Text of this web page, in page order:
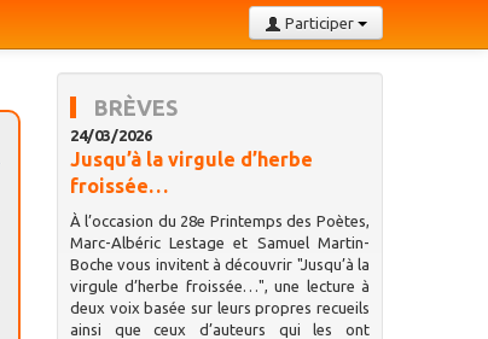
Participer
BRÈVES
24/03/2026
Jusqu’à la virgule d’herbe
froissée…
À l’occasion du 28e Printemps des Poètes,
Marc-Albéric Lestage et Samuel Martin-
Boche vous invitent à découvrir "Jusqu’à la
virgule d’herbe froissée…", une lecture à
deux voix basée sur leurs propres recueils
ainsi que ceux d’auteurs qui les ont